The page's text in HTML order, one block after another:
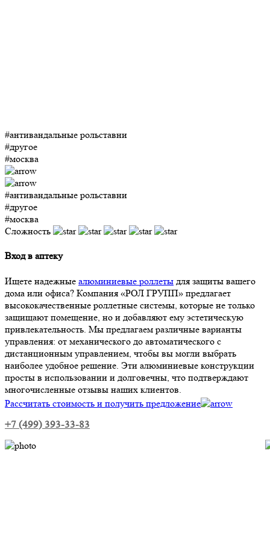
#антивандальные рольставни
#другое
#москва
#антивандальные рольставни
#другое
#москва
Сложность
Вход в аптеку
Ищете надежные алюминиевые роллеты для защиты вашего
дома или офиса? Компания «РОЛ ГРУПП» предлагает
высококачественные роллетные системы, которые не только
защищают помещение, но и добавляют ему эстетическую
привлекательность. Мы предлагаем различные варианты
управления: от механического до автоматического с
дистанционным управлением, чтобы вы могли выбрать
наиболее удобное решение. Эти алюминиевые конструкции
просты в использовании и долговечны, что подтверждают
многочисленные отзывы наших клиентов.
Рассчитать стоимость и получить предложение
+7 (499) 393-33-83